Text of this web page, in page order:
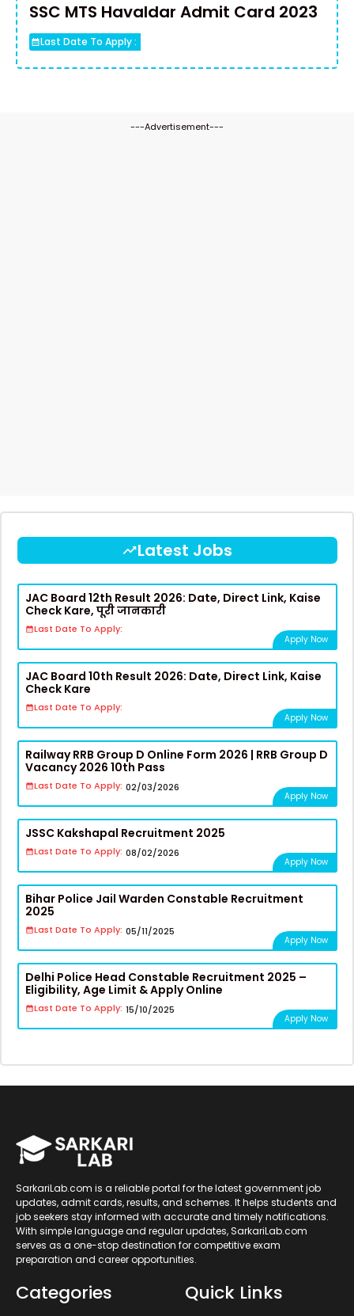
SSC MTS Havaldar Admit Card 2023
Last Date To Apply :
---Advertisement---
Latest Jobs
JAC Board 12th Result 2026: Date, Direct Link, Kaise
Check Kare, पूरी जानकारी
Last Date To Apply:
Apply Now
JAC Board 10th Result 2026: Date, Direct Link, Kaise
Check Kare
Last Date To Apply:
Apply Now
Railway RRB Group D Online Form 2026 | RRB Group D
Vacancy 2026 10th Pass
Last Date To Apply: 02/03/2026
Apply Now
JSSC Kakshapal Recruitment 2025
Last Date To Apply: 08/02/2026
Apply Now
Bihar Police Jail Warden Constable Recruitment
2025
Last Date To Apply: 05/11/2025
Apply Now
Delhi Police Head Constable Recruitment 2025 –
Eligibility, Age Limit & Apply Online
Last Date To Apply: 15/10/2025
Apply Now
SarkariLab.com is a reliable portal for the latest government job
updates, admit cards, results, and schemes. It helps students and
job seekers stay informed with accurate and timely notifications.
With simple language and regular updates, SarkariLab.com
serves as a one-stop destination for competitive exam
preparation and career opportunities.
Categories Quick Links